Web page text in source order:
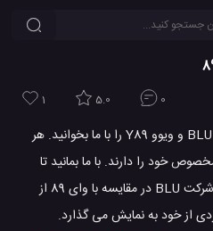
1 5.0 0
بررسی گوشی های موبایل BLU Vivo Go و ویوو Y89 را با ما بخوانید. هر
خود را دارند. با ما بمانید تا
بررسی کنیم ویوو Go از گوشی های شرکت BLU در مقایسه با وای 89 از